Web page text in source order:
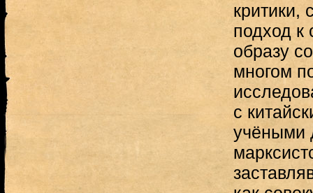
критики,
подход к
образу
многом
с
учёными